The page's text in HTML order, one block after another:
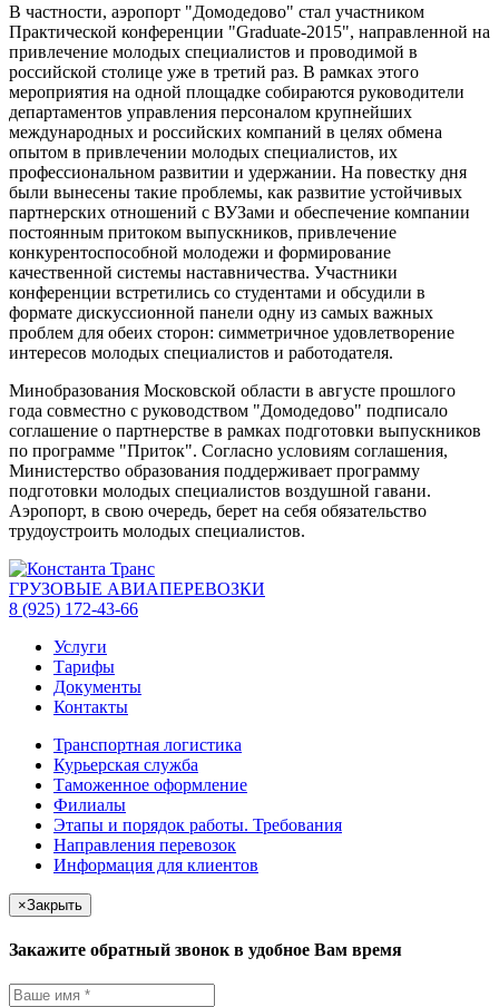
В частности, аэропорт "Домодедово" стал участником
Практической конференции "Graduate-2015", направленной на
привлечение молодых специалистов и проводимой в
российской столице уже в третий раз. В рамках этого
мероприятия на одной площадке собираются руководители
департаментов управления персоналом крупнейших
международных и российских компаний в целях обмена
опытом в привлечении молодых специалистов, их
профессиональном развитии и удержании. На повестку дня
были вынесены такие проблемы, как развитие устойчивых
партнерских отношений с ВУЗами и обеспечение компании
постоянным притоком выпускников, привлечение
конкурентоспособной молодежи и формирование
качественной системы наставничества. Участники
конференции встретились со студентами и обсудили в
формате дискуссионной панели одну из самых важных
проблем для обеих сторон: симметричное удовлетворение
интересов молодых специалистов и работодателя.
Минобразования Московской области в августе прошлого
года совместно с руководством "Домодедово" подписало
соглашение о партнерстве в рамках подготовки выпускников
по программе "Приток". Согласно условиям соглашения,
Министерство образования поддерживает программу
подготовки молодых специалистов воздушной гавани.
Аэропорт, в свою очередь, берет на себя обязательство
трудоустроить молодых специалистов.
ГРУЗОВЫЕ АВИАПЕРЕВОЗКИ
8 (925) 172-43-66
Услуги
Тарифы
Документы
Контакты
Транспортная логистика
Курьерская служба
Таможенное оформление
Филиалы
Этапы и порядок работы. Требования
Направления перевозок
Информация для клиентов
×Закрыть
Закажите обратный звонок в удобное Вам время